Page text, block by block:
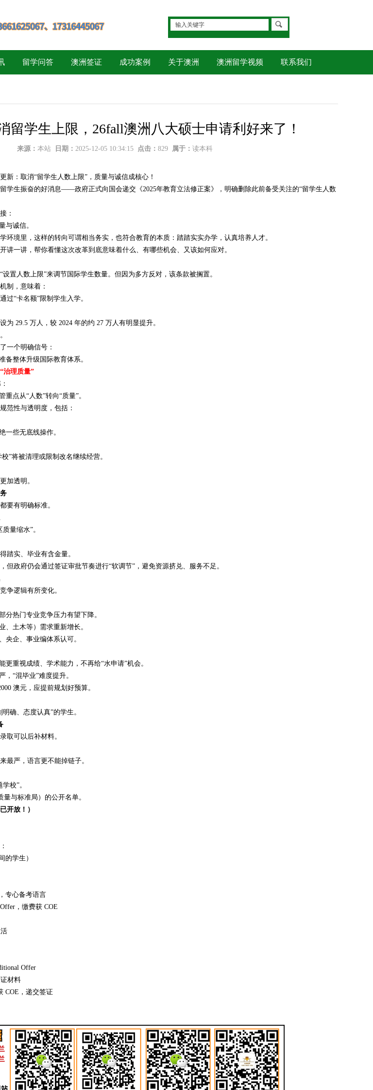
留学问答 澳洲签证 成功案例 关于澳洲 澳洲留学视频 联系我们
留学生上限，26fall澳洲八大硕士申请利好来了！
来源： 本站 日期： 2025-12-05 10:34:15 点击： 829 属于： 读本科
新：取消“留学生人数上限”，质量与诚信成核心！
学生振奋的好消息——政府正式向国会递交《2025年教育立法修正案》，明确删除此前备受关注的“留学生人数
：
与诚信。
环境里，这样的转向可谓相当务实，也符合教育的本质：踏踏实实办学，认真培养人才。
讲一讲，帮你看懂这次改革到底意味着什么、有哪些机会、又该如何应对。
置人数上限”来调节国际学生数量。但因为多方反对，该条款被搁置。
制，意味着：
过“卡名额”限制学生入学。
为 29.5 万人，较 2024 年的约 27 万人有明显提升。
一个明确信号：
备整体升级国际教育体系。
治理质量”
点从“人数”转向“质量”。
范性与透明度，包括：
一些无底线操作。
”将被清理或限制改名继续经营。
加透明。
要有明确标准。
量缩水”。
踏实、毕业有含金量。
但政府仍会通过签证审批节奏进行“软调节”，避免资源挤兑、服务不足。
争逻辑有所变化。
分热门专业竞争压力有望下降。
、土木等）需求重新增长。
央企、事业编体系认可。
更重视成绩、学术能力，不再给“水申请”机会。
，“混毕业”难度提升。
澳元，应提前规划好预算。
确、态度认真”的学生。
取可以后补材料。
最严，语言更不能掉链子。
校”。
与标准局）的公开名单。
开放！）
的学生）
专心备考语言
，缴费获 COE
Offer
材料
COE，递交签证